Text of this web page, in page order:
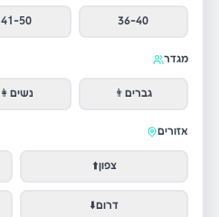
36-40
41-50
מגדר
גברים👨 נשים👩
אזורים
צפון⬆️
דרום⬇️